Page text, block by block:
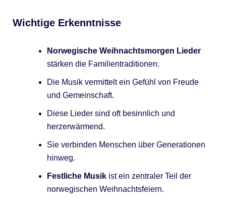
Wichtige Erkenntnisse
Norwegische Weihnachtsmorgen Lieder
stärken die Familientraditionen.
Die Musik vermittelt ein Gefühl von Freude
und Gemeinschaft.
Diese Lieder sind oft besinnlich und
herzerwärmend.
Sie verbinden Menschen über Generationen
hinweg.
Festliche Musikist ein zentraler Teil der
norwegischen Weihnachtsfeiern.